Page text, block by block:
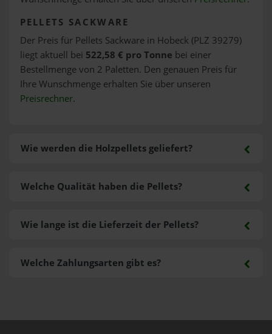
PELLETS SACKWARE
Der Preis für Pellets Sackware in Hobeck (PLZ 39279)
liegt aktuell bei 522,58 € pro Tonne bei einer
Bestellmenge von 2 Paletten. Den genauen Preis für
Ihre Wunschmenge erhalten Sie über unseren
Preisrechner.
Wie werden die Holzpellets geliefert?
Welche Zahlungsarten gibt es?
Welche Qualität haben die Pellets?
Wie lange ist die Lieferzeit der Pellets?